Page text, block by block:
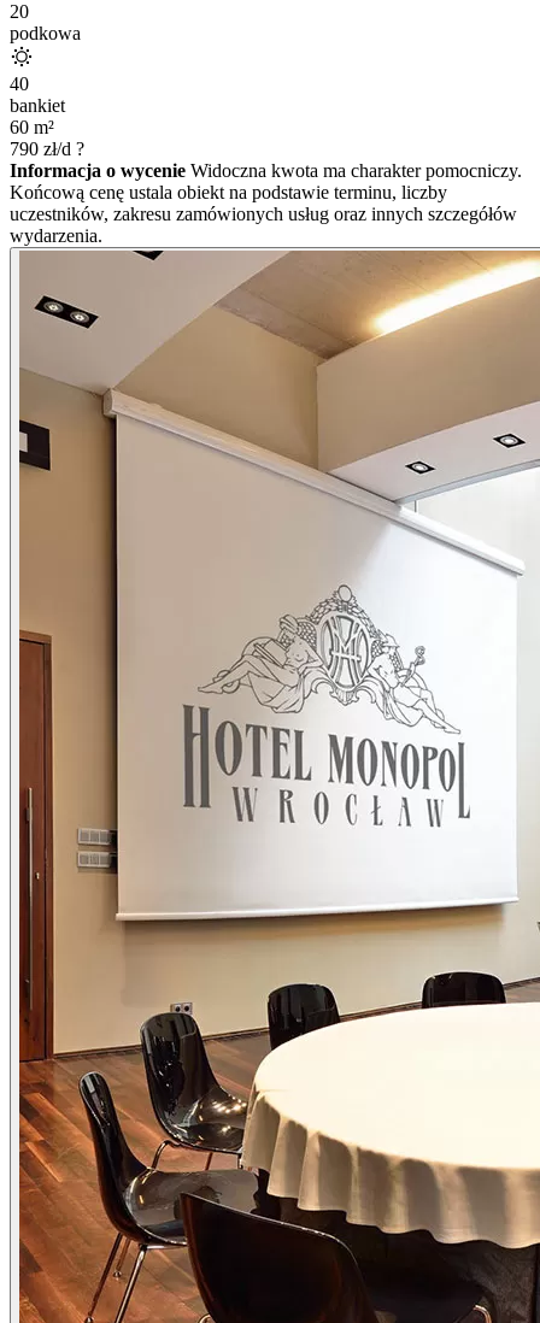
20
podkowa
40
bankiet
60 m²
790 zł/d ?
Informacja o wycenie Widoczna kwota ma charakter pomocniczy.
Końcową cenę ustala obiekt na podstawie terminu, liczby
uczestników, zakresu zamówionych usług oraz innych szczegółów
wydarzenia.